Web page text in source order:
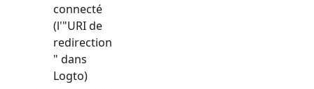
connecté
(l'"URI de
redirection
" dans
Logto)